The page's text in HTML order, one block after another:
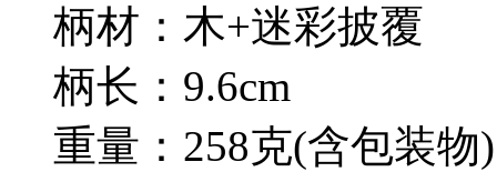
柄材：木+迷彩披覆
柄长：9.6cm
重量：258克(含包装物)